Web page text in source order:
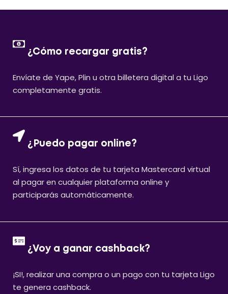
¿Cómo recargar gratis?
Envíate de Yape, Plin u otra billetera digital a tu Ligo
completamente gratis.
¿Puedo pagar online?
Sí, ingresa los datos de tu tarjeta Mastercard virtual
al pagar en cualquier plataforma online y
participarás automáticamente.
¿Voy a ganar cashback?
¡SI!, realizar una compra o un pago con tu tarjeta Ligo
te genera cashback.